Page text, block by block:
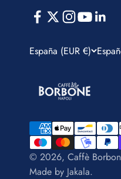
España (EUR €)
© 2026, Caffè
Made by Jakala.